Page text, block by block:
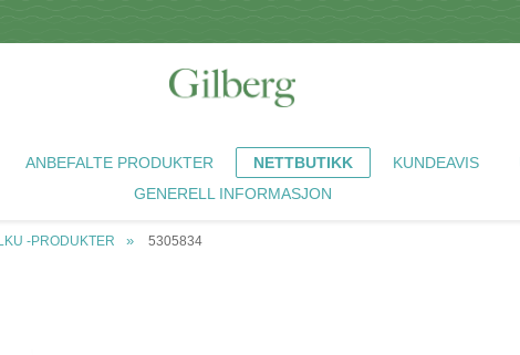
ANBEFALTE PRODUKTER NETTBUTIKK KUNDEAVIS
GENERELL INFORMASJON
-PRODUKTER 5305834